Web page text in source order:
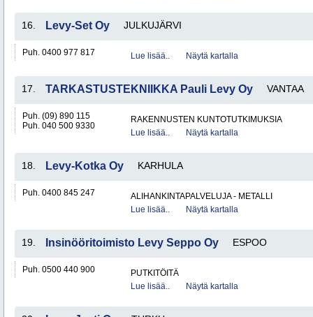
16. Levy-Set Oy JULKUJÄRVI
Puh. 0400 977 817 Lue lisää.. Näytä kartalla
17. TARKASTUSTEKNIIKKA Pauli Levy Oy VANTAA
Puh. (09) 890 115
Puh. 040 500 9330
RAKENNUSTEN KUNTOTUTKIMUKSIA
Lue lisää..
Näytä kartalla
18. Levy-Kotka Oy KARHULA
Puh. 0400 845 247
ALIHANKINTAPALVELUJA - METALLI
Lue lisää..
Näytä kartalla
19. Insinööritoimisto Levy Seppo Oy ESPOO
Puh. 0500 440 900
PUTKITÖITÄ
Lue lisää..
Näytä kartalla